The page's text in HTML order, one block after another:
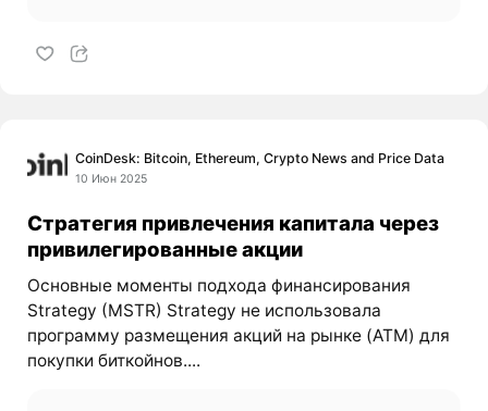
CoinDesk: Bitcoin, Ethereum, Crypto News and Price Data
10 Июн 2025
Стратегия привлечения капитала через
привилегированные акции
Основные моменты подхода финансирования
Strategy (MSTR) Strategy не использовала
программу размещения акций на рынке (ATM) для
покупки биткойнов....